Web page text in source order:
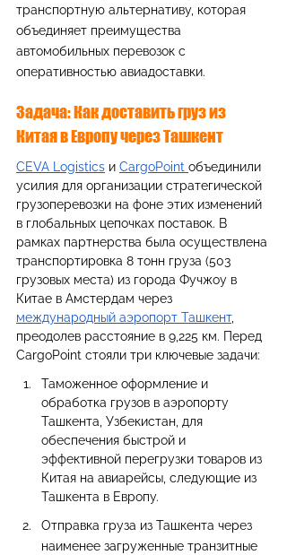
транспортную альтернативу, которая
объединяет преимущества
автомобильных перевозок с
оперативностью авиадоставки.
Задача: Как доставить груз из
Китая в Европу через Ташкент
CEVA Logistics и CargoPoint объединили
усилия для организации стратегической
грузоперевозки на фоне этих изменений
в глобальных цепочках поставок. В
рамках партнерства была осуществлена
транспортировка 8 тонн груза (503
грузовых места) из города Фучжоу в
Китае в Амстердам через
международный аэропорт Ташкент,
преодолев расстояние в 9,225 км. Перед
CargoPoint стояли три ключевые задачи:
Таможенное оформление и
обработка грузов в аэропорту
Ташкента, Узбекистан, для
обеспечения быстрой и
эффективной перегрузки товаров из
Китая на авиарейсы, следующие из
Ташкента в Европу.
Отправка груза из Ташкента через
наименее загруженные транзитные